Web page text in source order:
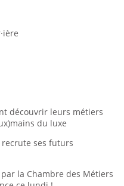
découvrir leurs métiers
du luxe
recrute ses futurs
la Chambre des Métiers